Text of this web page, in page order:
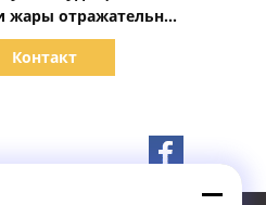
жары отражательной
для предохранения
денег документа
Контакт